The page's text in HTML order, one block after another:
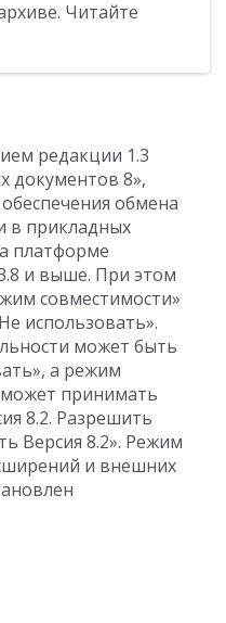
Читайте
редакции 1.3
документов 8»,
обмена
в прикладных
платформе
и выше. При этом
совместимости»
использовать».
может быть
а режим
принимать
8.2. Разрешить
Версия 8.2». Режим
и внешних